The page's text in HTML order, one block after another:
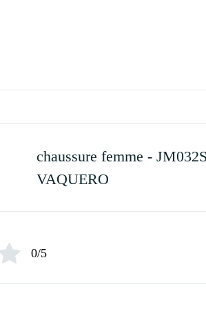
chaussure femme -
VAQUERO
0/5